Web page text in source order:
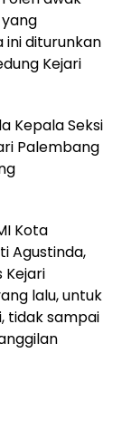
ini diturunkan
Kejari
Kepala Seksi
Palembang
Kota
Agustinda,
Kejari
lalu, untuk
tidak sampai